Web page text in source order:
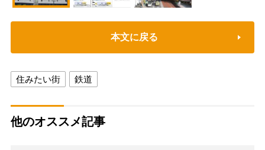
本文に戻る
住みたい街 鉄道
他のオススメ記事